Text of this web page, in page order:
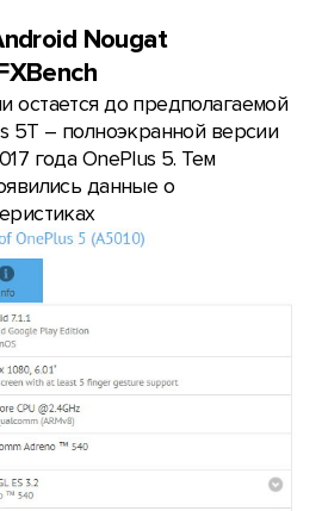
Nougat
остается до предполагаемой
5T – полноэкранной версии
года OnePlus 5. Тем
данные о